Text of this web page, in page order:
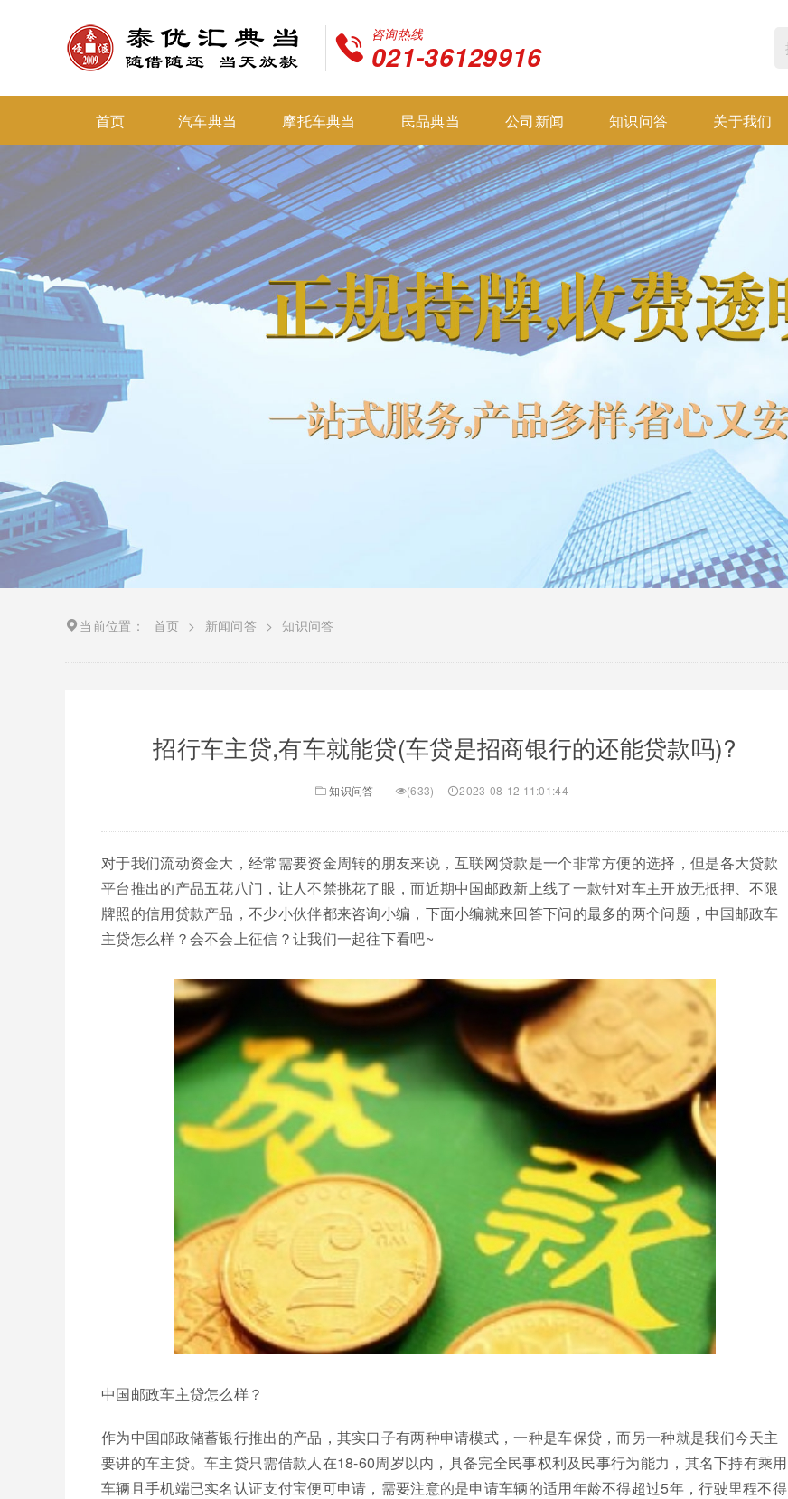
咨询热线
021-36129916
首页 汽车典当 摩托车典当 民品典当 公司新闻 知识问答 关于我们
当前位置： 首页 > 新闻问答 > 知识问答
招行车主贷,有车就能贷(车贷是招商银行的还能贷款吗)?
知识问答 (633) 2023-08-12 11:01:44
对于我们流动资金大，经常需要资金周转的朋友来说，互联网贷款是一个非常方便的选择，但是各大贷款
平台推出的产品五花八门，让人不禁挑花了眼，而近期中国邮政新上线了一款针对车主开放无抵押、不限
牌照的信用贷款产品，不少小伙伴都来咨询小编，下面小编就来回答下问的最多的两个问题，中国邮政车
主贷怎么样？会不会上征信？让我们一起往下看吧~
中国邮政车主贷怎么样？
作为中国邮政储蓄银行推出的产品，其实口子有两种申请模式，一种是车保贷，而另一种就是我们今天主
要讲的车主贷。车主贷只需借款人在18-60周岁以内，具备完全民事权利及民事行为能力，其名下持有乘用
车辆且手机端已实名认证支付宝便可申请，需要注意的是申请车辆的适用年龄不得超过5年，行驶里程不得